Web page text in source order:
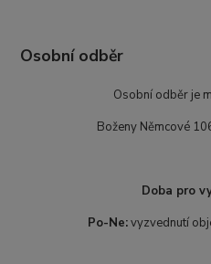
Osobní odběr
Osobní odběr je
Boženy Němcové
Doba pro
Po-Ne:vyzvednutí